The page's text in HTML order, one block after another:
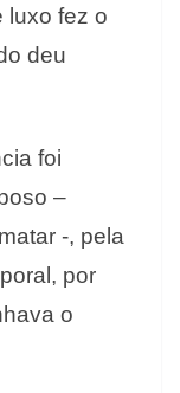
luxo fez o
deu
foi
–
-, pela
por
o